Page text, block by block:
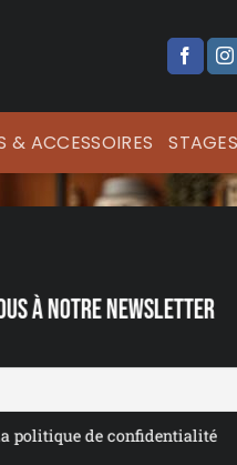
& ACCESSOIRES
à notre newsletter
politique de confidentialité